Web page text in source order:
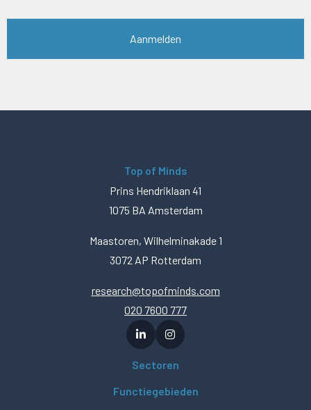
Top of Minds
Prins Hendriklaan 41
1075 BA Amsterdam
Maastoren, Wilhelminakade 1
3072 AP Rotterdam
research@topofminds.com
020 7600 777
Sectoren
Functiegebieden